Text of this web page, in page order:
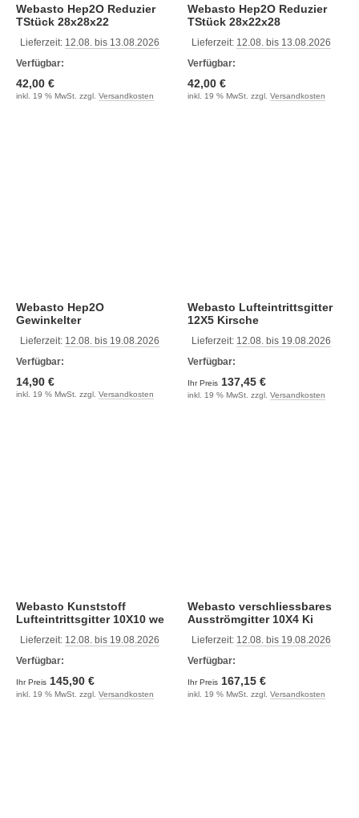
Webasto Hep2O Reduzier
TStück 28x28x22
Lieferzeit: 12.08. bis 13.08.2026
Verfügbar:
42,00 €
inkl. 19 % MwSt. zzgl. Versandkosten
Webasto Hep2O Reduzier
TStück 28x22x28
Lieferzeit: 12.08. bis 13.08.2026
Verfügbar:
42,00 €
inkl. 19 % MwSt. zzgl. Versandkosten
Webasto Hep2O
Gewinkelter
Lieferzeit: 12.08. bis 19.08.2026
Verfügbar:
14,90 €
inkl. 19 % MwSt. zzgl. Versandkosten
Webasto Lufteintrittsgitter
12X5 Kirsche
Lieferzeit: 12.08. bis 19.08.2026
Verfügbar:
Ihr Preis 137,45 €
inkl. 19 % MwSt. zzgl. Versandkosten
Webasto Kunststoff
Lufteintrittsgitter 10X10 we
Lieferzeit: 12.08. bis 19.08.2026
Verfügbar:
Ihr Preis 145,90 €
inkl. 19 % MwSt. zzgl. Versandkosten
Webasto verschliessbares
Ausströmgitter 10X4 Ki
Lieferzeit: 12.08. bis 19.08.2026
Verfügbar:
Ihr Preis 167,15 €
inkl. 19 % MwSt. zzgl. Versandkosten